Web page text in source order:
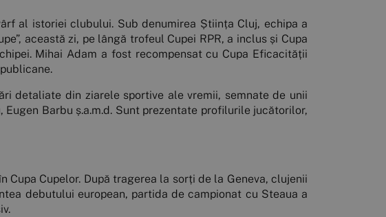
al istoriei clubului. Sub denumirea Știința Cluj, echipa a
această zi, pe lângă trofeul Cupei RPR, a inclus și Cupa
Mihai Adam a fost recompensat cu Cupa Eficacității
detaliate din ziarele sportive ale vremii, semnate de unii
Barbu ș.a.m.d. Sunt prezentate profilurile jucătorilor,
Cupelor. După tragerea la sorți de la Geneva, clujenii
debutului european, partida de campionat cu Steaua a